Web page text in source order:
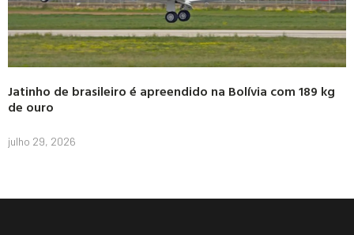
Jatinho de brasileiro é apreendido na Bolívia com 189 kg
de ouro
julho 29, 2026